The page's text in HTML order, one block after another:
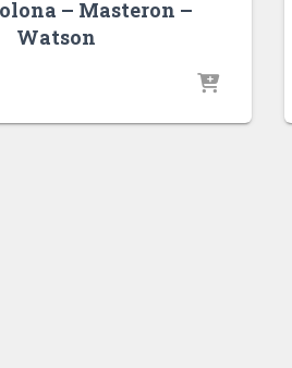
– Masteron –
Watson